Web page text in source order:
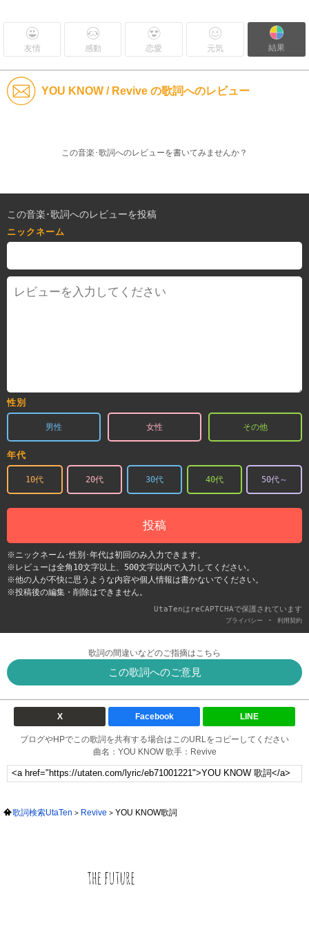
友情 感動 恋愛 元気 結果
YOU KNOW / Revive の歌詞へのレビュー
この音楽･歌詞へのレビューを書いてみませんか？
この音楽･歌詞へのレビューを投稿
ニックネーム
性別
男性 女性 その他
年代
10代 20代 30代 40代 50代～
投稿
※ニックネーム･性別･年代は初回のみ入力できます。
※レビューは全角10文字以上、500文字以内で入力してください。
※他の人が不快に思うような内容や個人情報は書かないでください。
※投稿後の編集・削除はできません。
UtaTenはreCAPTCHAで保護されています
プライバシー - 利用契約
歌詞の間違いなどのご指摘はこちら
この歌詞へのご意見
X Facebook LINE
ブログやHPでこの歌詞を共有する場合はこのURLをコピーしてください
曲名：YOU KNOW 歌手：Revive
歌詞検索UtaTen Revive YOU KNOW歌詞